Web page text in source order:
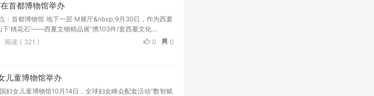
首都博物馆举办
：首都博物馆 地下一层 M展厅&nbsp;9月30日，作为西夏
‘桃花石’——西夏文物精品展”携103件/套西夏文化...
0
0
阅读 ( 321 )
儿童博物馆举办
妇女儿童博物馆10月14日，全球妇女峰会配套活动“数智赋